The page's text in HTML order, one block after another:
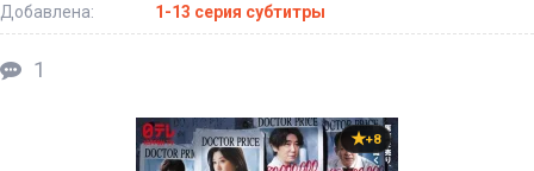
Добавлена:
1-13 серия субтитры
1
+8